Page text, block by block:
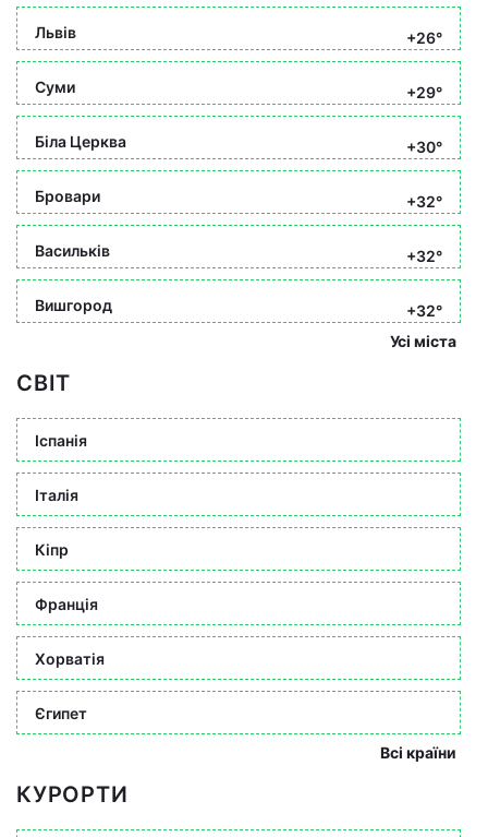
Львів +26°
Суми +29°
Біла Церква +30°
Бровари +32°
Васильків +32°
Вишгород
+32°
Усі міста
СВІТ
Іспанія
Італія
Кіпр
Франція
Хорватія
Єгипет
Всі країни
КУРОРТИ